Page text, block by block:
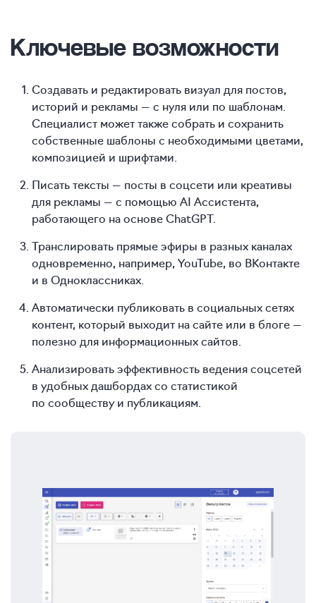
Ключевые возможности
Создавать и редактировать визуал для постов,
историй и рекламы — с нуля или по шаблонам.
Специалист может также собрать и сохранить
собственные шаблоны с необходимыми цветами,
композицией и шрифтами.
Писать тексты — посты в соцсети или креативы
для рекламы — с помощью AI Ассистента,
работающего на основе ChatGPT.
Транслировать прямые эфиры в разных каналах
одновременно, например, YouTube, во ВКонтакте
и в Одноклассниках.
Автоматически публиковать в социальных сетях
контент, который выходит на сайте или в блоге —
полезно для информационных сайтов.
Анализировать эффективность ведения соцсетей
в удобных дашбордах со статистикой
по сообществу и публикациям.